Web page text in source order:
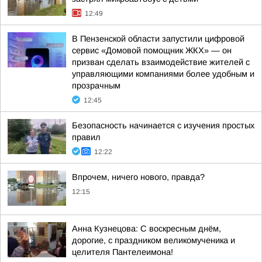
12:49
В Пензенской области запустили цифровой
сервис «Домовой помощник ЖКХ» — он
призван сделать взаимодействие жителей с
управляющими компаниями более удобным и
прозрачным
12:45
Безопасность начинается с изучения простых
правил
12:22
Впрочем, ничего нового, правда?
12:15
Анна Кузнецова: С воскресным днём,
дорогие, с праздником великомученика и
целителя Пантелеимона!